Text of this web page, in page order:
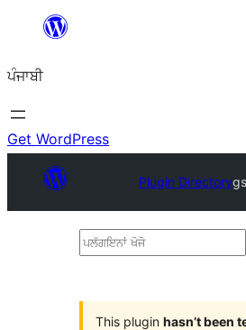
'ਤੇ
ਜਾਓ
ਪੰਜਾਬੀ
Get WordPress
Plugin Directory
ਪਲੱਗਇਨਾਂ
This plugin hasn’t been